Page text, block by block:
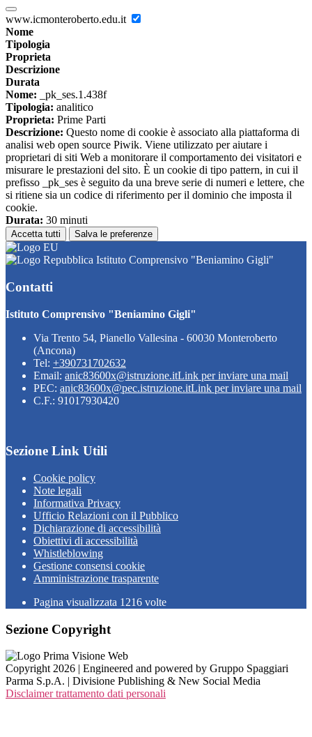
www.icmonteroberto.edu.it
Nome
Tipologia
Proprieta
Descrizione
Durata
Nome: _pk_ses.1.438f
Tipologia: analitico
Proprieta: Prime Parti
Descrizione: Questo nome di cookie è associato alla piattaforma di
analisi web open source Piwik. Viene utilizzato per aiutare i
proprietari di siti Web a monitorare il comportamento dei visitatori e
misurare le prestazioni del sito. È un cookie di tipo pattern, in cui il
prefisso _pk_ses è seguito da una breve serie di numeri e lettere, che
si ritiene sia un codice di riferimento per il dominio che imposta il
cookie.
Durata: 30 minuti
Accetta tutti Salva le preferenze
Istituto Comprensivo "Beniamino Gigli"
Contatti
Istituto Comprensivo "Beniamino Gigli"
Via Trento 54, Pianello Vallesina - 60030 Monteroberto
(Ancona)
Tel: +390731702632
Email: anic83600x@istruzione.itLink per inviare una mail
PEC: anic83600x@pec.istruzione.itLink per inviare una mail
C.F.: 91017930420
Sezione Link Utili
Cookie policy
Note legali
Informativa Privacy
Ufficio Relazioni con il Pubblico
Dichiarazione di accessibilità
Obiettivi di accessibilità
Whistleblowing
Gestione consensi cookie
Amministrazione trasparente
Pagina visualizzata 1216 volte
Sezione Copyright
Copyright 2026 | Engineered and powered by Gruppo Spaggiari
Parma S.p.A. | Divisione Publishing & New Social Media
Disclaimer trattamento dati personali